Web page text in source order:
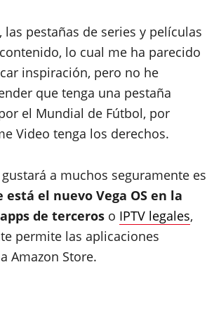
las pestañas de series y películas
lo cual me ha parecido
inspiración, pero no he
que tenga una pestaña
el Mundial de Fútbol, por
Video tenga los derechos.
a muchos seguramente es
el nuevo Vega OS en la
de terceros o IPTV legales,
permite las aplicaciones
Amazon Store.